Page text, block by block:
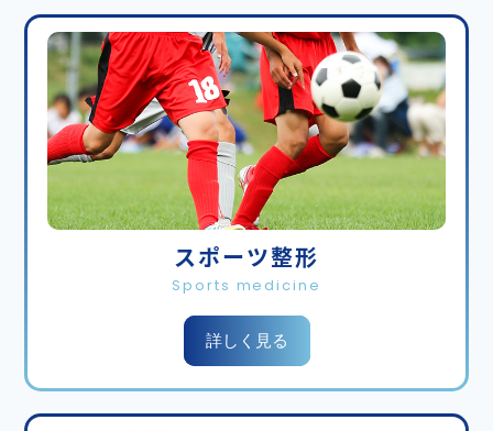
当院は患者様の待ち時間短縮のため職員一同精一杯
取り組んでまいりますので何卒ご理解いただけます
ようお願い申し上げます。
尚年始の診察開始日は1月5日月曜日を予定しており
ます。
2025.11.05 お知らせ
理学療法士として一緒に働いてくださる方（新卒
バルーンフェスタが終わりました。当院の窓からも
飛び立つバルーンが開院3年目にして初めて見ること
ができました。職員も患者様と一緒にうわぁぁぁぁ
スポーツ整形
Sports medicine
詳しく見る